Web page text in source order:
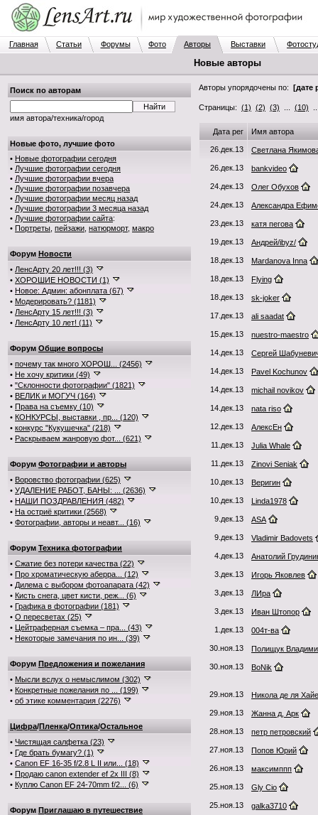
Главная Статьи Форумы Фото Авторы Выставки
Новые авторы
Поиск по авторам
имя автора/техника/город
Новые фото, лучшие фото
• Новые фотографии сегодня
• Лучшие фотографии сегодня
• Лучшие фотографии вчера
• Лучшие фотографии позавчера
• Лучшие фотографии месяц назад
• Лучшие фотографии 3 месяца назад
• Лучшие фотографии сайта:
• Портреты пейзажи натюрморт, макро
Форум Новости
• ЛенсАрту 20 лет!!! (3)
• ХОРОШИЕ НОВОСТИ (1)
• Новое: Админ: абонплата (67)
• Модерировать? (1181)
• ЛенсАрту 15 лет!!! (3)
• ЛенсАрту 10 лет! (11)
Форум Общие вопросы
• почему так много ХОРОШ... (2456)
• Не хочу критики (49)
• "Склонности фотографии" (1821)
• ВЕЛИК и МОГУЧ (164)
• Права на съемку (10)
• КОНКУРСЫ, выставки , пр... (120)
• конкурс "Кукушечка" (218)
• Раскрываем жанровую фот... (621)
Форум Фотографии и авторы
• Воровство фотографии (625)
• УДАЛЕНИЕ РАБОТ, БАНЫ: ... (2636)
• НАШИ ПОЗДРАВЛЕНИЯ (482)
• На остриё критики (2568)
• Фотографии, авторы и неавт... (16)
Форум Техника фотографии
• Сжатие без потери качества (22)
• Про хроматическую аберра... (12)
• Дилема с выбором фотоапарата (42)
• Кисть снега, цвет кисти, реж... (6)
• Графика в фотографии (181)
• О пересветах (25)
• Цейтраферная съемка – пра... (43)
• Некоторые замечания по ин... (39)
Форум Предложения и пожелания
• Мысли вслух о немыслимом (302)
• Конкретные пожелания по ... (199)
• об этике комментария (2276)
Цифра/Пленка/Оптика/Остальное
• Чистящая салфетка (23)
• Где брать бумагу? (1)
• Canon EF 16-35 f/2.8 L II или... (18)
• Продаю canon extender ef 2x III (8)
• Куплю Canon EF 24-70mm f/2... (6)
Форум Приглашаю в путешествие
Авторы упорядочены по: [дате
Страницы: (1) (2) (3) (10)
Дата рег Имя автора
26.дек.13 Светлана
26.дек.13 bankvideo
24.дек.13 Олег Обухов
24.дек.13 Александра
23.дек.13 катя пегова
19.дек.13 Андрей/ibyz/
18.дек.13 Mardanova Inna
18.дек.13 Flying
18.дек.13 sk-joker
17.дек.13 ali saadat
15.дек.13 nuestro-maestro
14.дек.13 Сергей
14.дек.13 Pavel Kochunov
14.дек.13 michail novikov
14.дек.13 nata riso
12.дек.13 АлексЕн
11.дек.13 Julia Whale
11.дек.13 Zinovi Seniak
10.дек.13 Веригин
10.дек.13 Linda1978
9.дек.13 ASA
9.дек.13 Vladimir Badovets
4.дек.13 Анатолий
3.дек.13 Игорь Яковлев
3.дек.13 ЛИра
3.дек.13 Иван Штопор
1.дек.13 004т-ва
30.ноя.13 Полищук
30.ноя.13 BoNik
29.ноя.13 Никола де ля Хайе
29.ноя.13 Жанна д, Арк
28.ноя.13 петр петровский
27.ноя.13 Попов Юрий
26.ноя.13 максимппп
25.ноя.13 Gly Cio
25.ноя.13 galka3710